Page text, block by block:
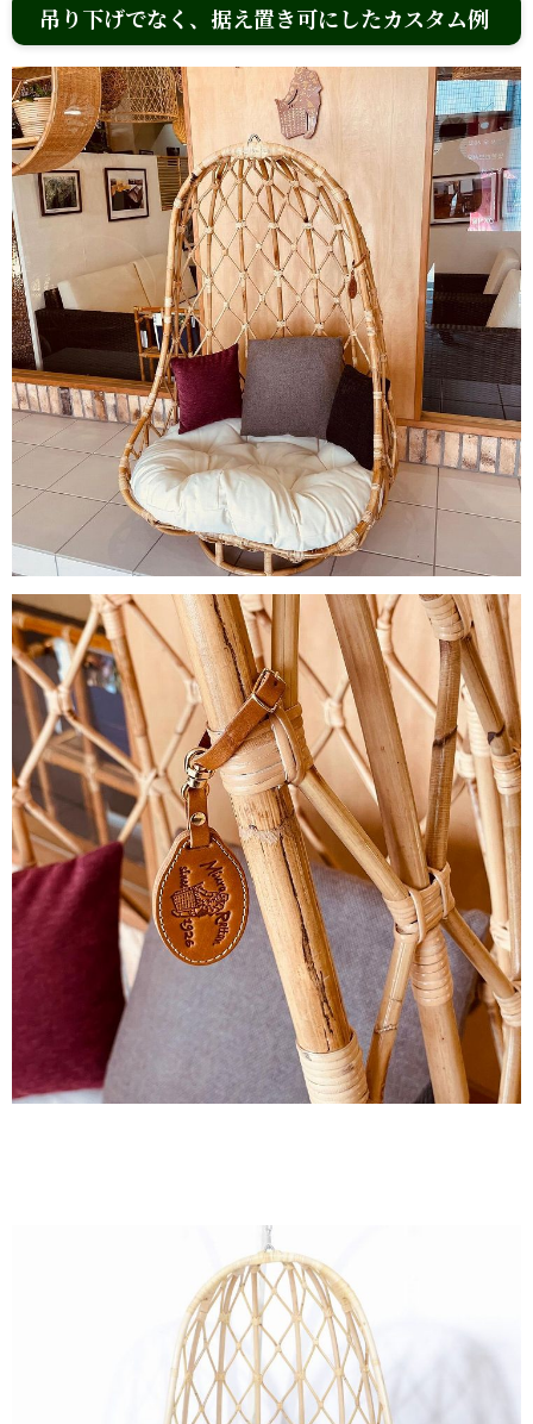
吊り下げでなく、据え置き可にしたカスタム例